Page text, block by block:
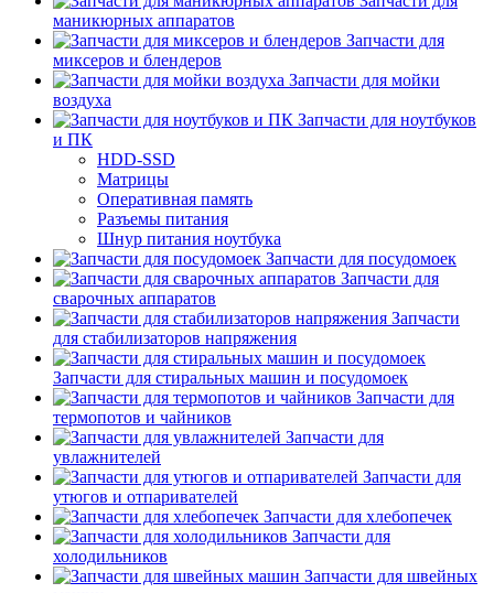
маникюрных аппаратов
Запчасти для
миксеров и блендеров
Запчасти для мойки
воздуха
Запчасти для ноутбуков
и ПК
HDD-SSD
Матрицы
Оперативная память
Разъемы питания
Шнур питания ноутбука
Запчасти для посудомоек
Запчасти для
сварочных аппаратов
Запчасти
для стабилизаторов напряжения
Запчасти для стиральных машин и посудомоек
Запчасти для
термопотов и чайников
Запчасти для
увлажнителей
Запчасти для
утюгов и отпаривателей
Запчасти для хлебопечек
Запчасти для
холодильников
Запчасти для швейных